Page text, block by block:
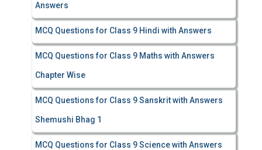
Answers
MCQ Questions for Class 9 Hindi with Answers
MCQ Questions for Class 9 Maths with Answers
Chapter Wise
MCQ Questions for Class 9 Sanskrit with Answers
Shemushi Bhag 1
MCQ Questions for Class 9 Science with Answers